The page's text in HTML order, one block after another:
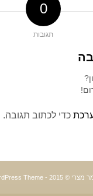
0
תגובות
כדי לכתוב תגובה.
© 2015 -
Theme